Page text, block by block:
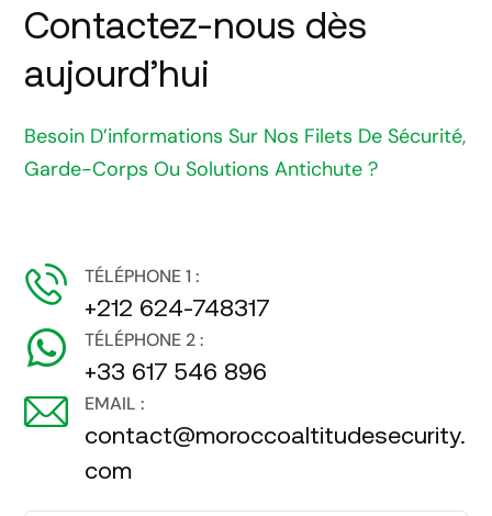
Contactez-nous dès
aujourd’hui
Besoin D’informations Sur Nos Filets De Sécurité,
Garde-Corps Ou Solutions Antichute ?
+212 624-748317
TÉLÉPHONE 1 :
+33 617 546 896
TÉLÉPHONE 2 :
contact@moroccoaltitudesecurity.
com
EMAIL :